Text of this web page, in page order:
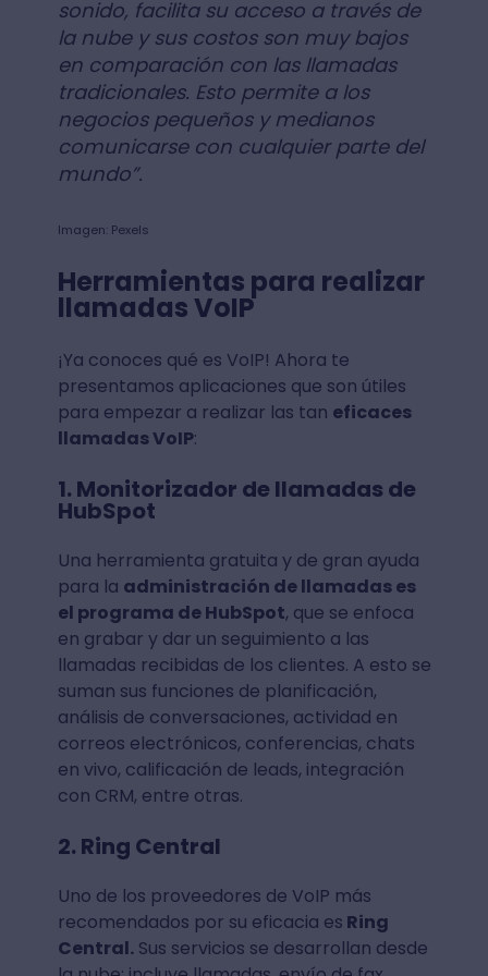
sonido, facilita su acceso a través de
la nube y sus costos son muy bajos
en comparación con las llamadas
tradicionales. Esto permite a los
negocios pequeños y medianos
comunicarse con cualquier parte del
mundo”.
Imagen: Pexels
Herramientas para realizar
llamadas VoIP
¡Ya conoces qué es VoIP! Ahora te
presentamos aplicaciones que son útiles
para empezar a realizar las tan eficaces
llamadas VoIP:
1. Monitorizador de llamadas de
HubSpot
Una herramienta gratuita y de gran ayuda
para la administración de llamadas es
el programa de HubSpot, que se enfoca
en grabar y dar un seguimiento a las
llamadas recibidas de los clientes. A esto se
suman sus funciones de planificación,
análisis de conversaciones, actividad en
correos electrónicos, conferencias, chats
en vivo, calificación de leads, integración
con CRM, entre otras.
2. Ring Central
Uno de los proveedores de VoIP más
recomendados por su eficacia es Ring
Central.Sus servicios se desarrollan desde